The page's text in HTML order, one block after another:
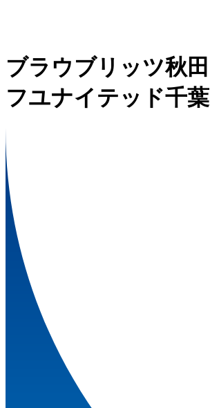
ブラウブリッツ秋田
フユナイテッド千葉